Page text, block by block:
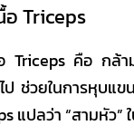
อ Triceps
Triceps คือ กล้า
ป ช่วยในการหุบแ
แปลว่า “สามหัว”